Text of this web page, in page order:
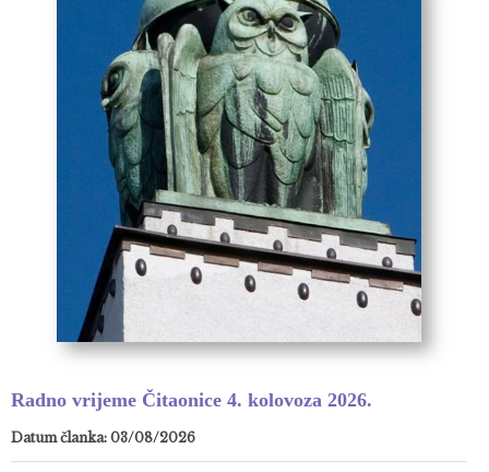
Radno vrijeme Čitaonice 4. kolovoza 2026.
Datum članka: 03/08/2026